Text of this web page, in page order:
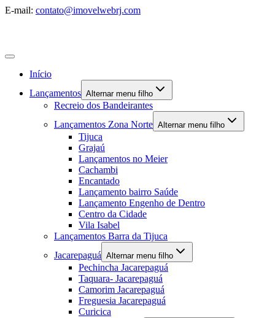
E-mail: contato@imovelwebrj.com
Início
Lançamentos Alternar menu filho
Recreio dos Bandeirantes
Lançamentos Zona Norte Alternar menu filho
Tijuca
Grajaú
Lançamentos no Meier
Cachambi
Encantado
Lançamento bairro Saúde
Lançamento Engenho de Dentro
Centro da Cidade
Vila Isabel
Lançamentos Barra da Tijuca
Jacarepaguá Alternar menu filho
Pechincha Jacarepaguá
Taquara- Jacarepaguá
Camorim Jacarepaguá
Freguesia Jacarepaguá
Curicica